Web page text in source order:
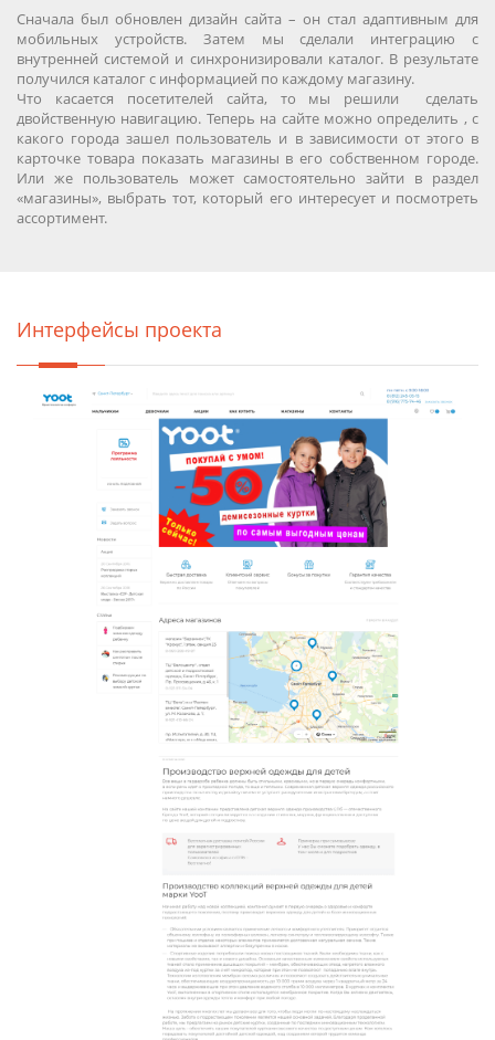
Сначала был обновлен дизайн сайта – он стал адаптивным для
мобильных устройств. Затем мы сделали интеграцию с
внутренней системой и синхронизировали каталог. В результате
получился каталог с информацией по каждому магазину.
Что касается посетителей сайта, то мы решили сделать
двойственную навигацию. Теперь на сайте можно определить , с
какого города зашел пользователь и в зависимости от этого в
карточке товара показать магазины в его собственном городе.
Или же пользователь может самостоятельно зайти в раздел
«магазины», выбрать тот, который его интересует и посмотреть
ассортимент.
Интерфейсы проекта